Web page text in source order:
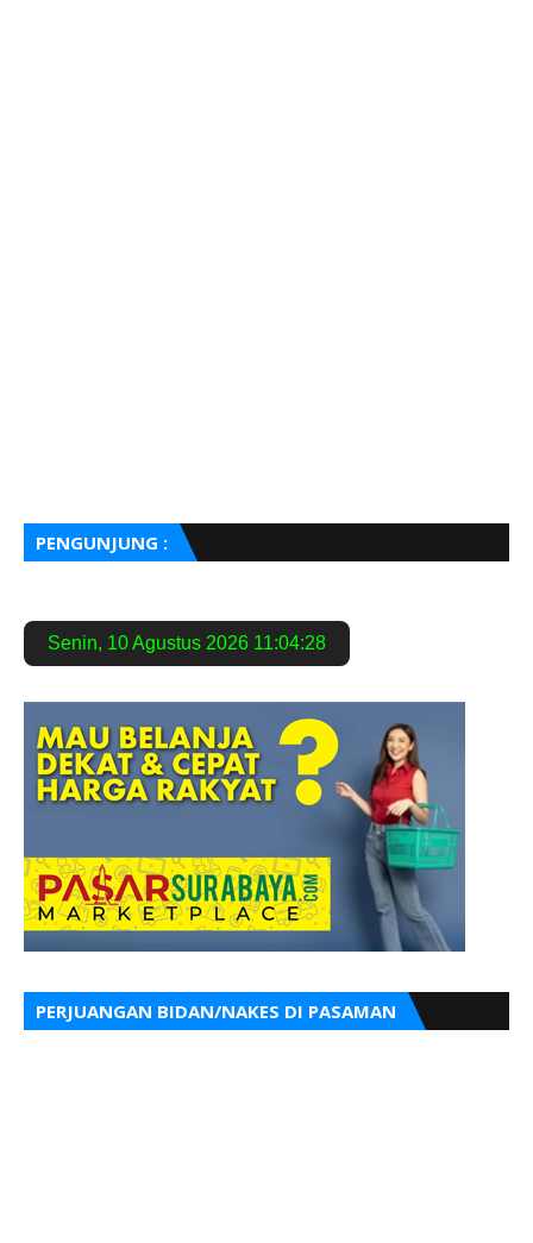
PENGUNJUNG :
Senin, 10 Agustus 2026 11:04:29
PERJUANGAN BIDAN/NAKES DI PASAMAN